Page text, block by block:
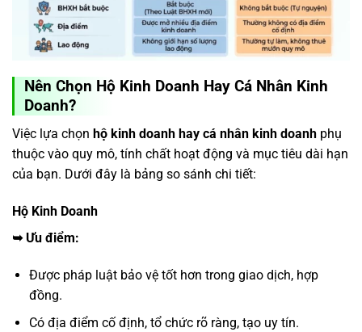
Nên Chọn Hộ Kinh Doanh Hay Cá Nhân Kinh
Doanh?
Việc lựa chọn hộ kinh doanh hay cá nhân kinh doanh phụ
thuộc vào quy mô, tính chất hoạt động và mục tiêu dài hạn
của bạn. Dưới đây là bảng so sánh chi tiết:
Hộ Kinh Doanh
➥ Ưu điểm:
Được pháp luật bảo vệ tốt hơn trong giao dịch, hợp
đồng.
Có địa điểm cố định, tổ chức rõ ràng, tạo uy tín.